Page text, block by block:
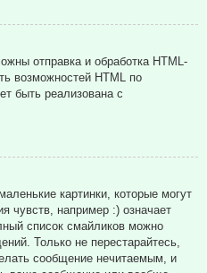
отправка и обработка HTML-
возможностей HTML по
быть реализована с
картинки, которые могут
чувств, например :) означает
список смайликов можно
Только не перестарайтесь,
сообщение нечитаемым, и